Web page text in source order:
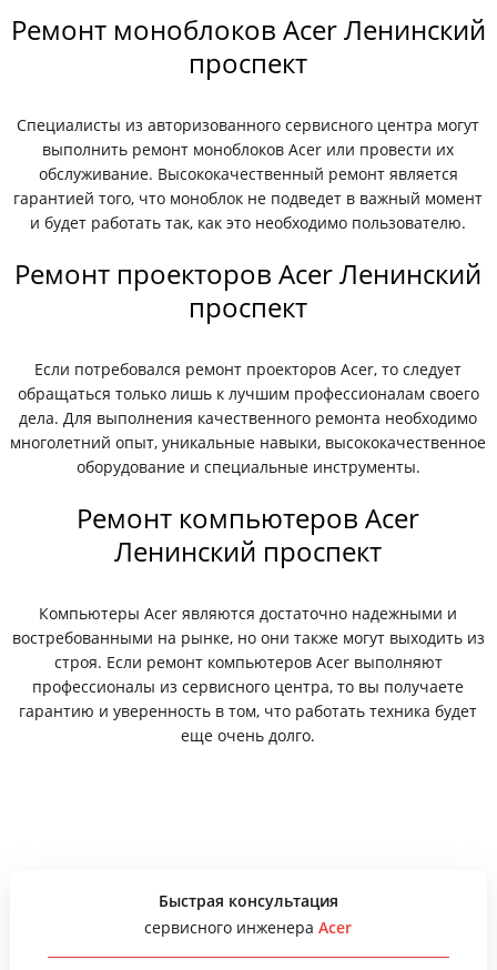
Ремонт моноблоков Acer Ленинский
проспект
Специалисты из авторизованного сервисного центра могут
выполнить ремонт моноблоков Acer или провести их
обслуживание. Высококачественный ремонт является
гарантией того, что моноблок не подведет в важный момент
и будет работать так, как это необходимо пользователю.
Ремонт проекторов Acer Ленинский
проспект
Если потребовался ремонт проекторов Acer, то следует
обращаться только лишь к лучшим профессионалам своего
дела. Для выполнения качественного ремонта необходимо
многолетний опыт, уникальные навыки, высококачественное
оборудование и специальные инструменты.
Ремонт компьютеров Acer
Ленинский проспект
Компьютеры Acer являются достаточно надежными и
востребованными на рынке, но они также могут выходить из
строя. Если ремонт компьютеров Acer выполняют
профессионалы из сервисного центра, то вы получаете
гарантию и уверенность в том, что работать техника будет
еще очень долго.
Быстрая консультация
сервисного инженераAcer